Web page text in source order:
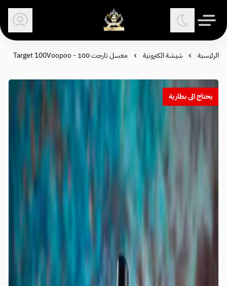
وكلاء الفيب - معتمد في
الرئيسية شيشة الكترونية معسل تارجت 100 - Target 100Voopoo
يحتاج الى بطارية